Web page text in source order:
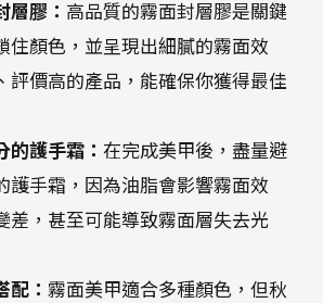
層膠： 高品質的霧面封層膠是關鍵
住顏色，並呈現出細膩的霧面效
評價高的產品，能確保你獲得最佳
的護手霜： 在完成美甲後，盡量避
護手霜，因為油脂會影響霧面效
差，甚至可能導致霧面層失去光
配： 霧面美甲適合多種顏色，但秋